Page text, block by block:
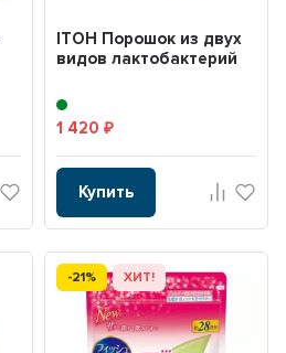
ITOH Порошок из двух
видов лактобактерий
1 420 ₽
Купить
-21% ХИТ!